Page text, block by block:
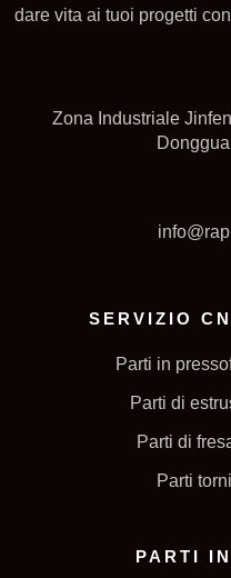
dare vita ai tuoi progetti
Zona Industriale
SERVIZIO
Parti in
Parti di
Parti di
Parti
PARTI